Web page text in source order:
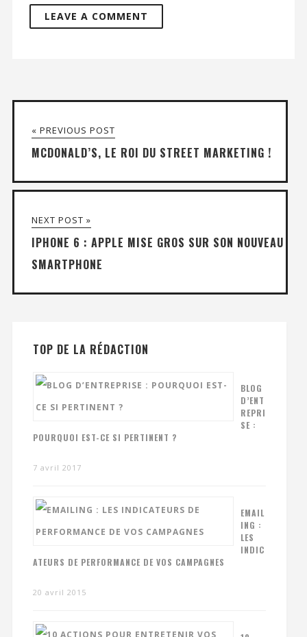
« PREVIOUS POST
MCDONALD’S, LE ROI DU STREET MARKETING !
NEXT POST »
IPHONE 6 : APPLE MISE GROS SUR SON NOUVEAU
SMARTPHONE
TOP DE LA RÉDACTION
BLOG
D’ENT
REPRI
SE :
POURQUOI EST-CE SI PERTINENT ?
7 avril 2017
EMAIL
ING :
LES
INDIC
ATEURS DE PERFORMANCE DE VOS CAMPAGNES
20 avril 2015